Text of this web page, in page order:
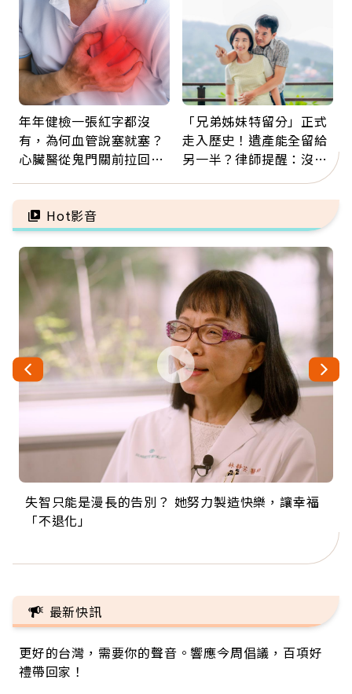
年年健檢一張紅字都沒
有，為何血管說塞就塞？
心臟醫從鬼門關前拉回病
字
「兄弟姊妹特留分」正式
走入歷史！遺產能全留給
另一半？律師提醒：沒做
Hot影音
失智只能是漫長的告別？ 她努力製造快樂，讓幸福
「不退化」
來自剛果的巧克力神父 為台灣奉獻36年 「台灣是我
的家，我連作夢都講台語！」
63歲卸矽谷副總、搬回台灣找快樂！「蛋黃哥小
丑」走進安養院，逗樂上萬爺奶：退休後才開始真
104歲打破金氏世界紀錄 成為全球最年長羽球選
手，分享長壽的秘密原來是「這個」
事業巔峰他選擇追夢…黑手阿伯拉小提琴還登上小
巨蛋！連CNN都大讚！
最新快訊
更好的台灣，需要你的聲音。響應今周倡議，百項好
禮帶回家！